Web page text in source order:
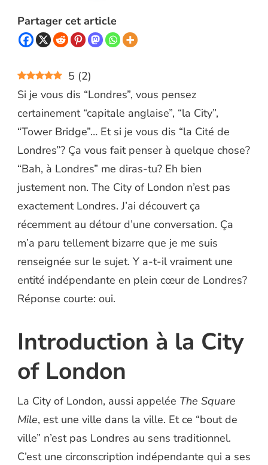
Partager cet article
5 (2)
Si je vous dis “Londres”, vous pensez
certainement “capitale anglaise”, “la City”,
“Tower Bridge”… Et si je vous dis “la Cité de
Londres”? Ça vous fait penser à quelque chose?
“Bah, à Londres” me diras-tu? Eh bien
justement non. The City of London n’est pas
exactement Londres. J’ai découvert ça
récemment au détour d’une conversation. Ça
m’a paru tellement bizarre que je me suis
renseignée sur le sujet. Y a-t-il vraiment une
entité indépendante en plein cœur de Londres?
Réponse courte: oui.
Introduction à la City
of London
La City of London, aussi appelée The Square
Mile, est une ville dans la ville. Et ce “bout de
ville” n’est pas Londres au sens traditionnel.
C’est une circonscription indépendante qui a ses